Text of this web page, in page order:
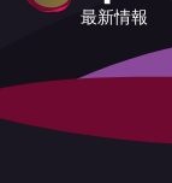
最新情報